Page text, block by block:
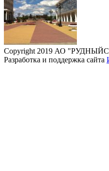
Copyright 2019 АО
Разработка и поддержка сайта